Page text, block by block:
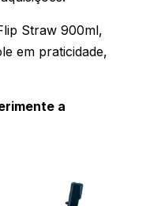
Straw 900ml,
em praticidade,
a